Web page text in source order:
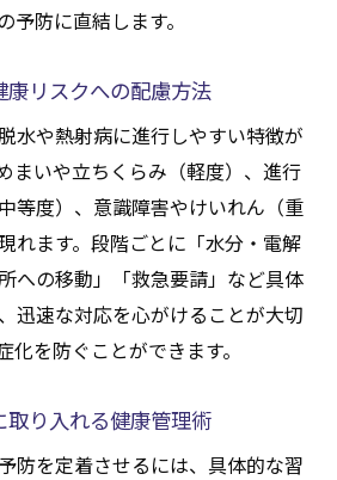
防に直結します。
リスクへの配慮方法
水や熱射病に進行しやすい特徴が
まいや立ちくらみ（軽度）、進行
等度）、意識障害やけいれん（重
れます。段階ごとに「水分・電解
への移動」「救急要請」など具体
迅速な対応を心がけることが大切
化を防ぐことができます。
り入れる健康管理術
防を定着させるには、具体的な習